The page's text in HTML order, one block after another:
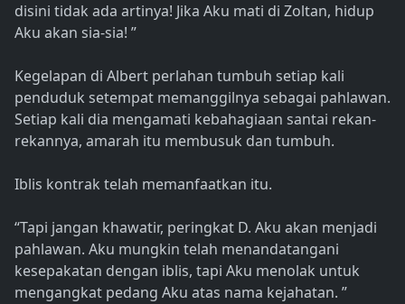
disini tidak ada artinya! Jika Aku mati di Zoltan, hidup
Aku akan sia-sia! ”
Kegelapan di Albert perlahan tumbuh setiap kali
penduduk setempat memanggilnya sebagai pahlawan.
Setiap kali dia mengamati kebahagiaan santai rekan-
rekannya, amarah itu membusuk dan tumbuh.
Iblis kontrak telah memanfaatkan itu.
“Tapi jangan khawatir, peringkat D. Aku akan menjadi
pahlawan. Aku mungkin telah menandatangani
kesepakatan dengan iblis, tapi Aku menolak untuk
mengangkat pedang Aku atas nama kejahatan. ”